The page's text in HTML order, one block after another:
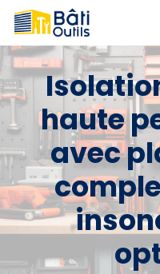
haute
avec